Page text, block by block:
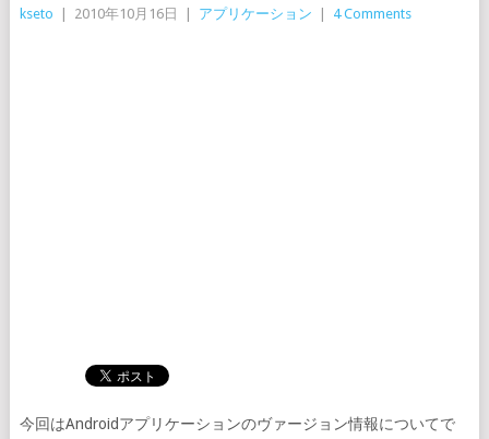
kseto 2010年10月16日 アプリケーション 4 Comments
今回はAndroidアプリケーションのヴァージョン情報についてで